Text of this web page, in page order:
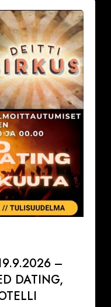
–
DATING,